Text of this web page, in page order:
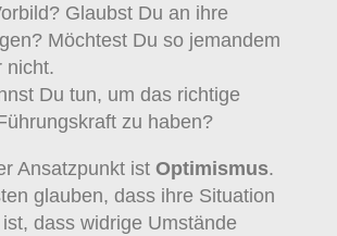
Glaubst Du an ihre
Möchtest Du so jemandem
nicht.
Du tun, um das richtige
zu haben?
Ansatzpunkt ist Optimismus.
glauben, dass ihre Situation
dass widrige Umstände